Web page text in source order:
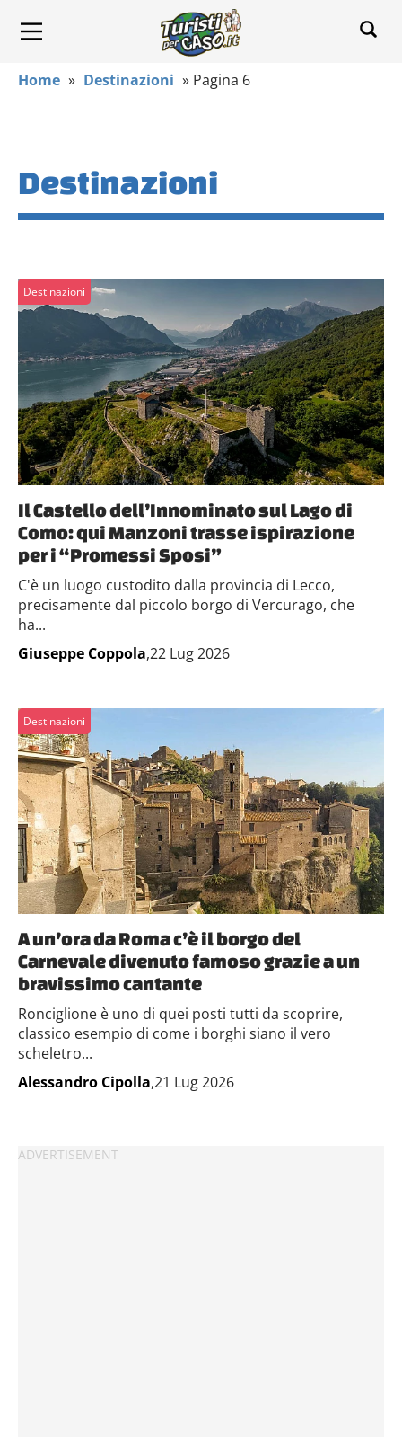
Home » Destinazioni » Pagina 6
Destinazioni
Destinazioni
Il Castello dell’Innominato sul Lago di
Como: qui Manzoni trasse ispirazione
per i “Promessi Sposi”
C'è un luogo custodito dalla provincia di Lecco,
precisamente dal piccolo borgo di Vercurago, che
ha...
Giuseppe Coppola,22 Lug 2026
Destinazioni
A un’ora da Roma c’è il borgo del
Carnevale divenuto famoso grazie a un
bravissimo cantante
Ronciglione è uno di quei posti tutti da scoprire,
classico esempio di come i borghi siano il vero
scheletro...
Alessandro Cipolla,21 Lug 2026